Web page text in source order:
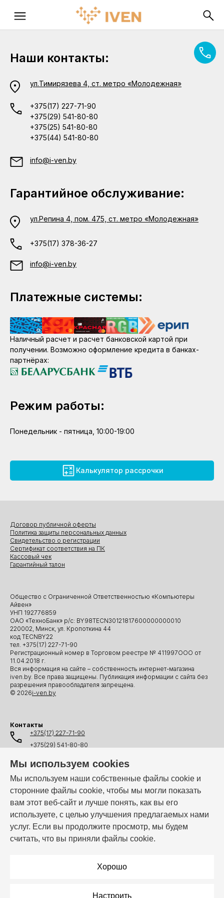
Мы используем cookies
Мы используем наши собственные файлы cookie и
сторонние файлы cookie, чтобы мы могли показать
вам этот веб-сайт и лучше понять, как вы его
используете, с целью улучшения предлагаемых нами
услуг. Если вы продолжите просмотр, мы будем
считать, что вы приняли файлы cookie.
Хорошо
Настроить
Наши контакты:
ул.Тимирязева 4, ст. метро «Молодежная»
+375(17) 227-71-90
+375(29) 541-80-80
+375(25) 541-80-80
+375(44) 541-80-80
info@i-ven.by
Гарантийное обслуживание:
ул.Репина 4, пом. 475, ст. метро «Молодежная»
+375(17) 378-36-27
info@i-ven.by
Платежные системы:
Наличный расчет и расчет банковской картой при
получении. Возможно оформление кредита в банках-
партнёрах:
Режим работы:
Понедельник - пятница, 10:00-19:00
Калькулятор рассрочки
Общество с Ограниченной Ответственностью «Компьютеры
Айвен»
УНП 192776859
ОАО «ТехноБанк» р/с: BY98TECN30121817600000000010
220002, Минск, ул. Кропоткина 44
код TECNBY22
тел. +375(17) 227-71-90
Регистрационный номер в Торговом реестре № 411997ООО от
11.04.2018 г.
Вся информация на сайте – собственность интернет-магазина
iven.by. Все права защищены. Публикация информации с сайта без
разрешения правообладателя запрещена.
© 2026i-ven.by
Договор публичной оферты
Политика защиты персональных данных
Свидетельство о регистрации
Сертификат соответствия на ПК
Кассовый чек
Гарантийный талон
Контакты
+375(17) 227-71-90
+375(29) 541-80-80
+375(44) 541-80-80
info@i-ven.by
Мы в мессенджерах:
Режим работы: Пн–Пт: 10:00 – 19:00